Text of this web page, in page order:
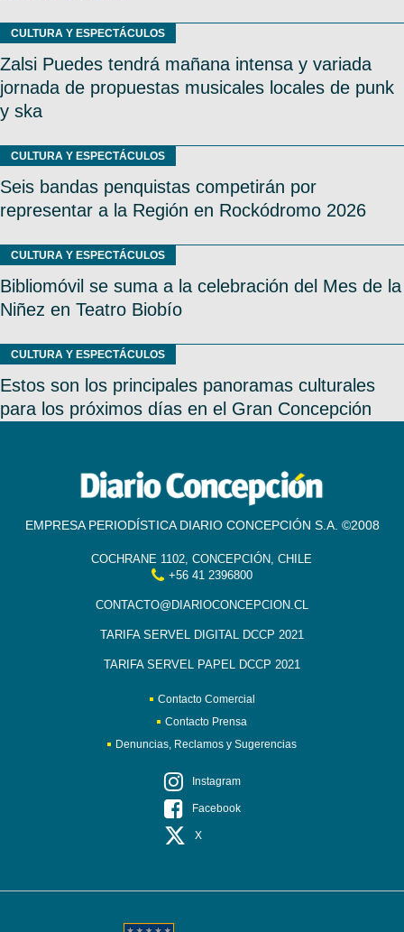
CULTURA Y ESPECTÁCULOS
Zalsi Puedes tendrá mañana intensa y variada
jornada de propuestas musicales locales de punk
y ska
CULTURA Y ESPECTÁCULOS
Seis bandas penquistas competirán por
representar a la Región en Rockódromo 2026
CULTURA Y ESPECTÁCULOS
Bibliomóvil se suma a la celebración del Mes de la
Niñez en Teatro Biobío
CULTURA Y ESPECTÁCULOS
Estos son los principales panoramas culturales
para los próximos días en el Gran Concepción
EMPRESA PERIODÍSTICA DIARIO CONCEPCIÓN S.A. ©2008
COCHRANE 1102, CONCEPCIÓN, CHILE
+56 41 2396800
CONTACTO@DIARIOCONCEPCION.CL
TARIFA SERVEL DIGITAL DCCP 2021
TARIFA SERVEL PAPEL DCCP 2021
Contacto Comercial
Contacto Prensa
Denuncias, Reclamos y Sugerencias
Instagram
Facebook
X